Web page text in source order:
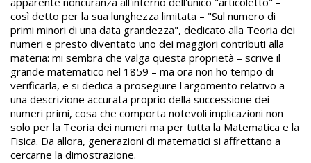
così detto per la sua lunghezza limitata – "Sul numero di
primi minori di una data grandezza", dedicato alla Teoria dei
numeri e presto diventato uno dei maggiori contributi alla
materia: mi sembra che valga questa proprietà – scrive il
grande matematico nel 1859 – ma ora non ho tempo di
verificarla, e si dedica a proseguire l'argomento relativo a
una descrizione accurata proprio della successione dei
numeri primi, cosa che comporta notevoli implicazioni non
solo per la Teoria dei numeri ma per tutta la Matematica e la
Fisica. Da allora, generazioni di matematici si affrettano a
cercarne la dimostrazione.